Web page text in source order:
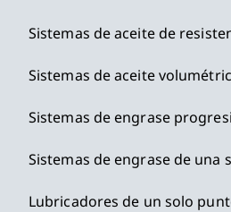
Sistemas de aceite de
Sistemas de aceite
Sistemas de engrase
Sistemas de engrase de una
Lubricadores de un solo